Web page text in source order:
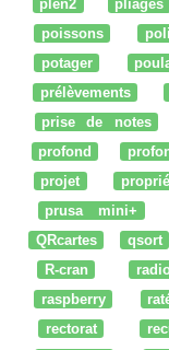
plen2
pliages
poissons
potager
prélèvements
prise de notes
profond
projet
prusa mini+
QRcartes
qsort
R-cran
raspberry
rectorat